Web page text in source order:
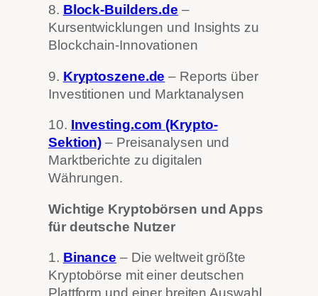
8. Block-Builders.de –
Kursentwicklungen und Insights zu
Blockchain-Innovationen
9. Kryptoszene.de – Reports über
Investitionen und Marktanalysen
10. Investing.com (Krypto-
Sektion) – Preisanalysen und
Marktberichte zu digitalen
Währungen.
Wichtige Kryptobörsen und Apps
für deutsche Nutzer
1. Binance – Die weltweit größte
Kryptobörse mit einer deutschen
Plattform und einer breiten Auswahl